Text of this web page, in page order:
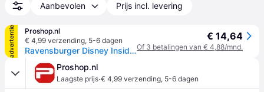
Aanbevolen Prijs incl. levering
advertentie
Proshop.nl
€ 4,99 verzending, 5-6 dagen
Ravensburger Disney Inside Out - Mixed Emotions 100p
€ 14,64
Of 3 betalingen van € 4,88/mnd.
Proshop.nl
Laagste prijs·€ 4,99 verzending, 5-6 dagen